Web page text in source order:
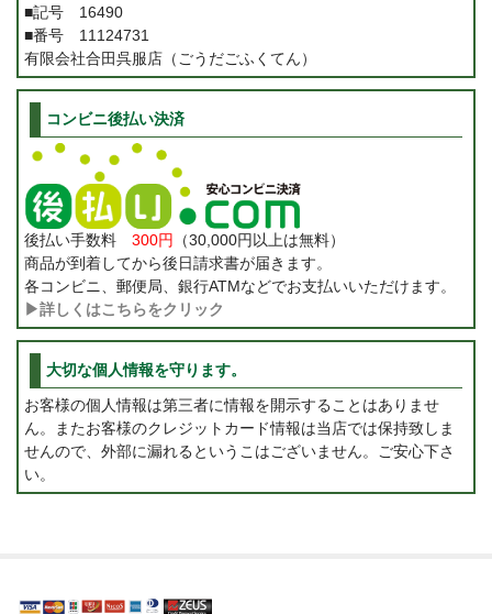
■記号 16490
■番号 11124731
有限会社合田呉服店（ごうだごふくてん）
コンビニ後払い決済
後払い手数料 300円
（30,000円以上は無料）
商品が到着してから後日請求書が届きます。
各コンビニ、郵便局、銀行ATMなどでお支払いいただけます。
▶詳しくはこちらをクリック
大切な個人情報を守ります。
お客様の個人情報は第三者に情報を開示することはありませ
ん。またお客様のクレジットカード情報は当店では保持致しま
せんので、外部に漏れるというこはございません。ご安心下さ
い。